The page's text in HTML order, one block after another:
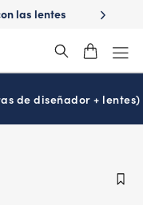
las lentes
¿Es
de diseñador + lentes)